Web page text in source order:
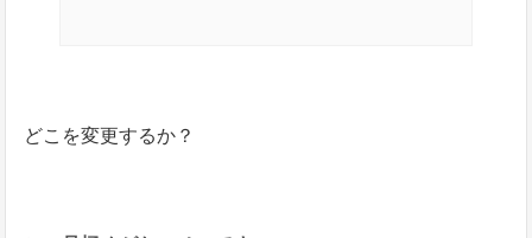
どこを変更するか？